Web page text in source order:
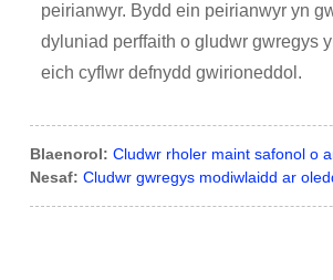
peirianwyr. Bydd ein peirianwyr yn
dyluniad perffaith o gludwr gwregys
eich cyflwr defnydd gwirioneddol.
Blaenorol: Cludwr rholer maint safonol o
Nesaf: Cludwr gwregys modiwlaidd ar